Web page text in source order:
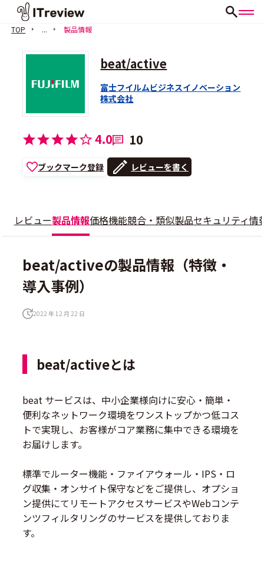
TOP ... 製品情報
beat/active
富士フイルムビジネスイノベーション
株式会社
4.0 10
ブックマーク登録 レビューを書く
レビュー製品情報価格機能競合・類似製品セキュリティ情
beat/activeの製品情報（特徴・
導入事例）
2022 年 12 月 22 日
beat/activeとは
beat サービスは、中小企業様向けに安心・簡単・
便利なネットワーク環境をワンストップかつ低コス
トで実現し、お客様がコア業務に集中できる環境を
お届けします。
標準でルーター機能・ファイアウォール・IPS・ロ
グ収集・オンサイト保守などをご提供し、オプショ
ン提供にてリモートアクセスサービスやWebコンテ
ンツフィルタリングのサービスを提供しておりま
す。